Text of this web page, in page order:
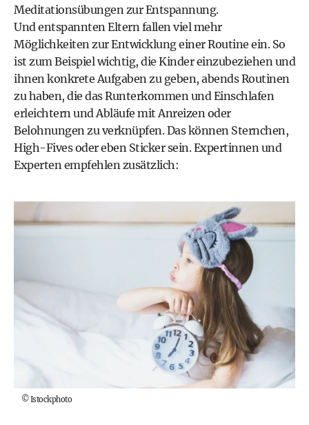
Meditationsübungen zur Entspannung.
Und entspannten Eltern fallen viel mehr
Möglichkeiten zur Entwicklung einer Routine ein. So
ist zum Beispiel wichtig, die Kinder einzubeziehen und
ihnen konkrete Aufgaben zu geben, abends Routinen
zu haben, die das Runterkommen und Einschlafen
erleichtern und Abläufe mit Anreizen oder
Belohnungen zu verknüpfen. Das können Sternchen,
High-Fives oder eben Sticker sein. Expertinnen und
Experten empfehlen zusätzlich:
©Istockphoto